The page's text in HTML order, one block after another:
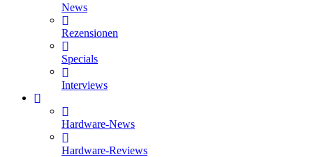
News
Rezensionen
Specials
Interviews
Hardware-News
Hardware-Reviews